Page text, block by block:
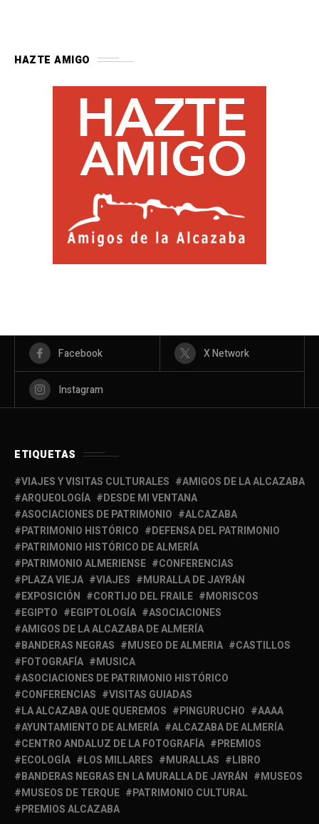
HAZTE AMIGO
Facebook X Network
Instagram
ETIQUETAS
VIAJES Y VISITAS CULTURALES
AMIGOS DE LA ALCAZABA
ARQUEOLOGÍA
DESDE MI VENTANA
ASOCIACIONES DE PATRIMONIO
ALCAZABA
PATRIMONIO HISTÓRICO
DEFENSA DEL PATRIMONIO
PATRIMONIO HISTÓRICO DE ALMERÍA
PATRIMONIO ALMERIENSE
CONFERENCIAS
PLAZA VIEJA
VIAJES
MURALLA DE JAYRÁN
EXPOSICIÓN
CORTIJO DEL FRAILE
MORISCOS
EGIPTO
EGIPTOLOGÍA
ASOCIACIONES
AMIGOS DE LA ALCAZABA DE ALMERÍA
BANDERAS NEGRAS
MUSEO DE ALMERIA
CASTILLOS
FOTOGRAFÍA
MUSICA
ASOCIACIONES DE PATRIMONIO HISTÓRICO
CONFERENCIAS
VISITAS GUIADAS
LA ALCAZABA QUE QUEREMOS
PINGURUCHO
AAAA
AYUNTAMIENTO DE ALMERÍA
ALCAZABA DE ALMERÍA
CENTRO ANDALUZ DE LA FOTOGRAFÍA
PREMIOS
ECOLOGÍA
LOS MILLARES MURALLAS
LIBRO
BANDERAS NEGRAS EN LA MURALLA DE JAYRÁN
MUSEOS
MUSEOS DE TERQUE
PATRIMONIO CULTURAL
PREMIOS ALCAZABA